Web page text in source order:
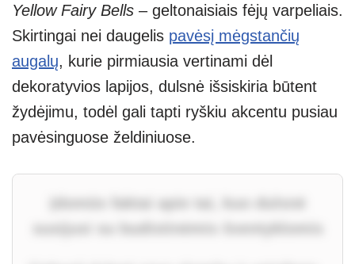
Yellow Fairy Bells – geltonaisiais fėjų varpeliais.
Skirtingai nei daugelis pavėsį mėgstančių
augalų, kurie pirmiausia vertinami dėl
dekoratyvios lapijos, dulsnė išsiskiria būtent
žydėjimu, todėl gali tapti ryškiu akcentu pusiau
pavėsinguose želdiniuose.
Įdomūs faktai apie tai, kuo dulsnė
susijusi su budistinėmis šventyklomis